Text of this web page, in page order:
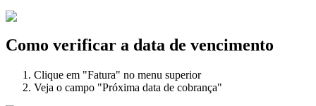
Como verificar a data de vencimento
Clique em "Fatura" no menu superior
Veja o campo "Próxima data de cobrança"